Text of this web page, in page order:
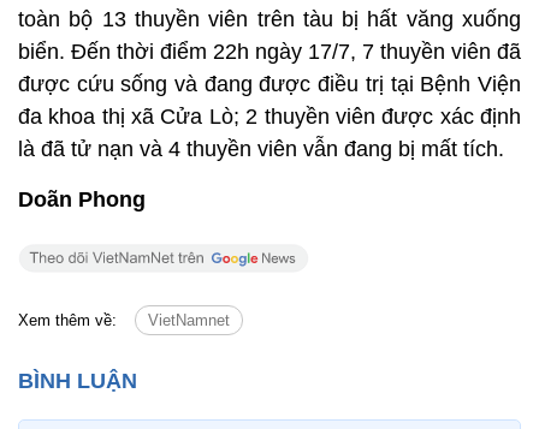
toàn bộ 13 thuyền viên trên tàu bị hất văng xuống
biển. Đến thời điểm 22h ngày 17/7, 7 thuyền viên đã
được cứu sống và đang được điều trị tại Bệnh Viện
đa khoa thị xã Cửa Lò; 2 thuyền viên được xác định
là đã tử nạn và 4 thuyền viên vẫn đang bị mất tích.
Doãn Phong
Xem thêm về: VietNamnet